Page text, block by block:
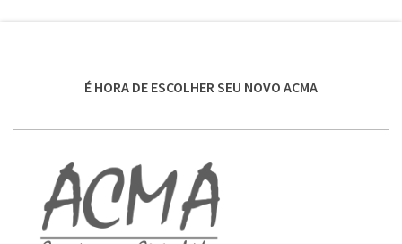
É HORA DE ESCOLHER SEU NOVO ACMA